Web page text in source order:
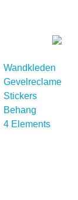
Wandkleden
Gevelreclame
Stickers
Behang
4 Elements